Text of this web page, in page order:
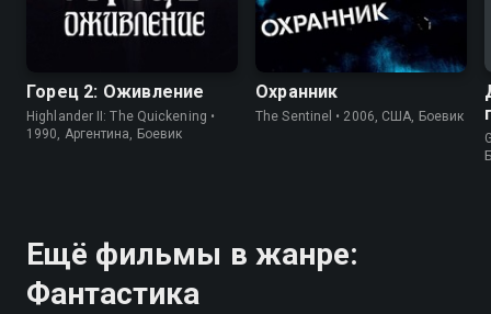
Горец 2: Оживление
Highlander II: The Quickening •
1990, Аргентина, Боевик
Охранник
The Sentinel • 2006, США, Боевик
Ещё фильмы в жанре:
Фантастика